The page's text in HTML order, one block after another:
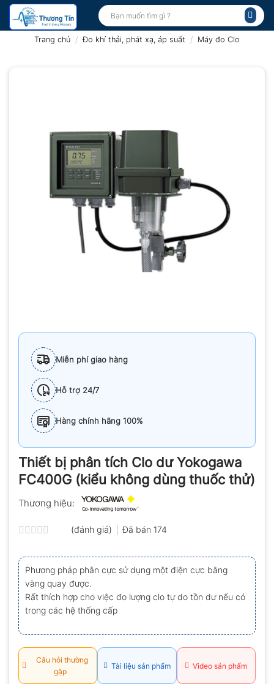
Bỏ
qua
Tìm
kiếm:
Trang chủ / Đo khí thải, phát xạ, áp suất / Máy đo Clo
Miễn phí giao hàng
Hỗ trợ 24/7
Hàng chính hãng 100%
Thiết bị phân tích Clo dư Yokogawa
FC400G (kiểu không dùng thuốc thử)
Thương hiệu:
xếp
hạng
0.0
5
sao
(đánh giá) Đã bán 174
Phương pháp phân cực sử dụng một điện cực bằng
vàng quay được.
Rất thích hợp cho việc đo lượng clo tự do tồn dư nếu có
trong các hệ thống cấp
Câu hỏi thường
gặp
Tài liệu sản phẩm Video sản phẩm